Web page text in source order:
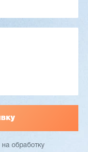
на обработку